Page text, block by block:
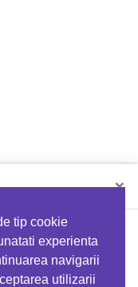
tip cookie
experienta
navigarii
utilizarii
×